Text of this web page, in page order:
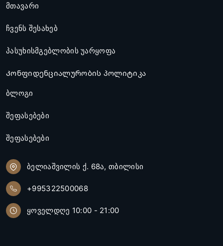
მთავარი
ჩვენს შესახებ
პასუხისმგებლობის უარყოფა
Კონფიდენციალურობის პოლიტიკა
ბლოგი
შეფასებები
შეფასებები
ბელიაშვილის ქ. 68ა, თბილისი
+995322500068
ყოველდღე 10:00 - 21:00